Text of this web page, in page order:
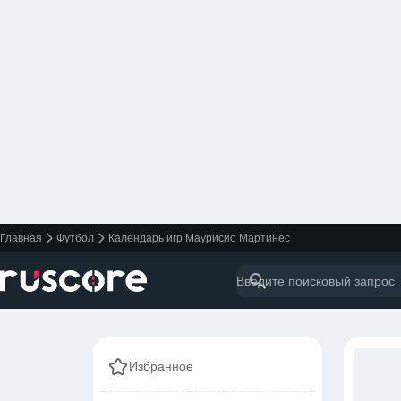
Главная Футбол Календарь игр Маурисио Мартинес
Избранное